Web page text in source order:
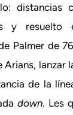
distancias
y
Palmer de
Arians, lanzar
de la
down. Les